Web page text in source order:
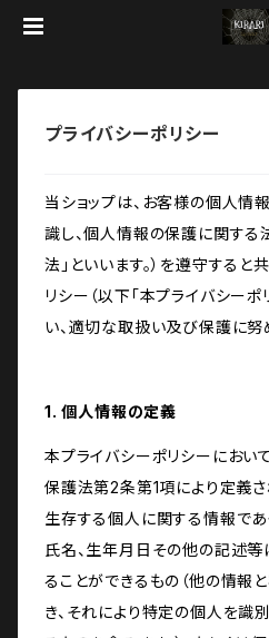
プライバシーポリシー
当ショップは、お客様の個人情
識し、個人情報の保護に関する
法」といいます。）を遵守すると
リシー（以下「本プライバシーポ
い、適切な取扱い及び保護に努
1. 個人情報の定義
本プライバシーポリシーにおい
保護法第2条第1項により定義さ
生存する個人に関する情報であ
氏名、生年月日その他の記述
ることができるもの（他の情報
き、それにより特定の個人を識